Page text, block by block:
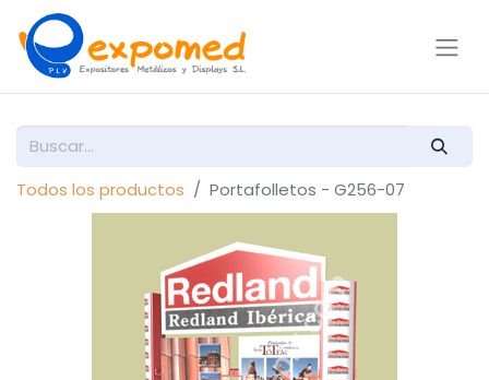
Todos los productos Portafolletos - G256-07